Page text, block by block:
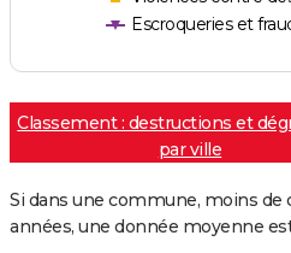
Escroqueries et
Classement : destructions et
par ville
Si dans une commune, moins de
années, une donnée moyenne